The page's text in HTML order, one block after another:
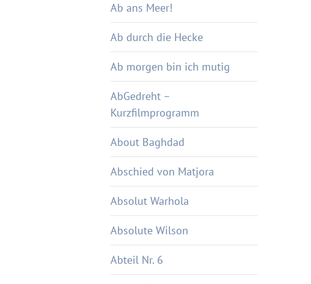
Ab ans Meer!
Ab durch die Hecke
Ab morgen bin ich mutig
AbGedreht –
Kurzfilmprogramm
About Baghdad
Abschied von Matjora
Absolut Warhola
Absolute Wilson
Abteil Nr. 6